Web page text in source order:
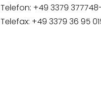
Telefon: +49 3379
Telefax: +49 3379 36 95